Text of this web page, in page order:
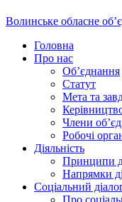
Волинське обласне
Головна
Про нас
Об’єднання
Статут
Мета та
Члени
Робочі
Діяльність
Принципи
Напрямки
Соціальний
Про